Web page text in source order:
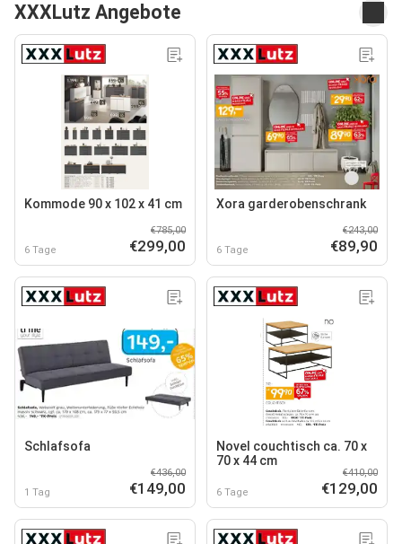
XXXLutz Angebote
Kommode 90 x 102 x 41 cm
6 Tage
€785,00
€299,00
Xora garderobenschrank
6 Tage
€243,00
€89,90
Schlafsofa
1 Tag
€436,00
€149,00
Novel couchtisch ca. 70 x
70 x 44 cm
6 Tage
€410,00
€129,00